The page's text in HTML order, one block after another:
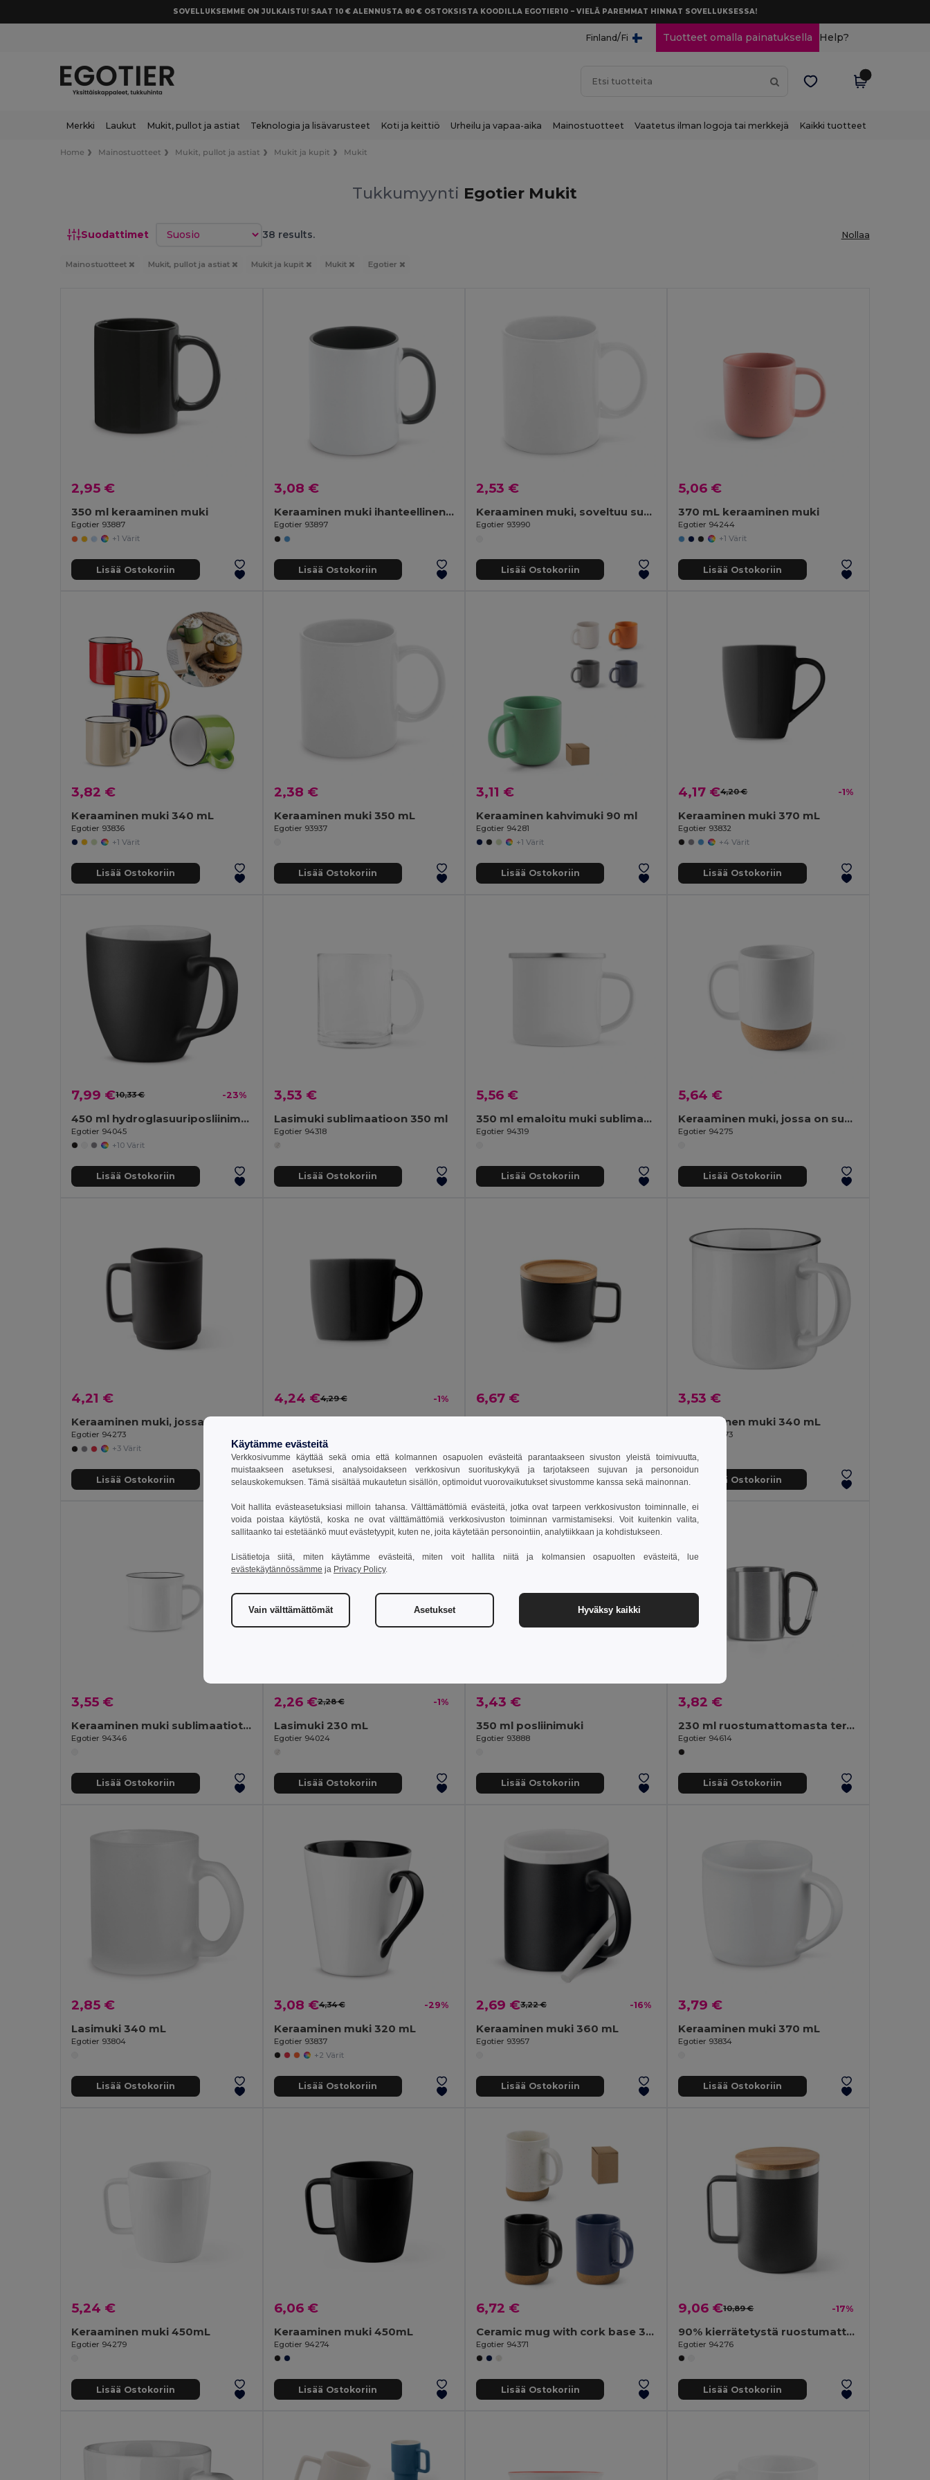
SOVELLUKSEMME ON JULKAISTU! SAAT 10 € ALENNUSTA 80 € OSTOKSISTA KOODILLA EGOTIER10 – VIELÄ PAREMMAT HINNAT SOVELLUKSESSA!
Finland/Fi Tuotteet omalla painatuksella Help?
Merkki Laukut Mukit, pullot ja astiat Teknologia ja lisävarusteet Koti ja keittiö Urheilu ja vapaa-aika Mainostuotteet Vaatetus ilman logoja tai merkkejä Kaikki tuotteet
Home Mainostuotteet Mukit, pullot ja astiat Mukit ja kupit Mukit
Tukkumyynti Egotier Mukit
Suodattimet Lajittele 38 results. Nollaa
Mainostuotteet Mukit, pullot ja astiat Mukit ja kupit Mukit Egotier
2,95 €
350 ml keraaminen muki
Egotier 93887
+1 Värit
Lisää Ostokoriin
3,08 €
Keraaminen muki ihanteellinen sublimaatiota varten
Egotier 93897
Lisää Ostokoriin
2,53 €
Keraaminen muki, soveltuu sublimaatioon 350 mL
Egotier 93990
Lisää Ostokoriin
5,06 €
370 mL keraaminen muki
Egotier 94244
+1 Värit
Lisää Ostokoriin
3,82 €
Keraaminen muki 340 mL
Egotier 93836
+1 Värit
Lisää Ostokoriin
2,38 €
Keraaminen muki 350 mL
Egotier 93937
Lisää Ostokoriin
3,11 €
Keraaminen kahvimuki 90 ml
Egotier 94281
+1 Värit
Lisää Ostokoriin
4,17 €4,20 € -1%
Keraaminen muki 370 mL
Egotier 93832
+4 Värit
Lisää Ostokoriin
7,99 €10,33 € -23%
450 ml hydroglasuuriposliinimuki
Egotier 94045
+10 Värit
Lisää Ostokoriin
3,53 €
Lasimuki sublimaatioon 350 ml
Egotier 94318
Lisää Ostokoriin
5,56 €
350 ml emaloitu muki sublimaatioon
Egotier 94319
Lisää Ostokoriin
5,64 €
Keraaminen muki, jossa on sublimaatiopinnoite 390 ml
Egotier 94275
Lisää Ostokoriin
4,21 €
Egotier 94273
+3 Värit
Lisää Ostokoriin
4,24 €4,29 € -1%
+4 Värit
Lisää Ostokoriin
6,67 €
Lisää Ostokoriin
3,53 €
Keraaminen muki 340 mL
Egotier 94673
Lisää Ostokoriin
3,55 €
Keraaminen muki sublimaatiota varten 280 mL
Egotier 94346
Lisää Ostokoriin
2,26 €2,28 € -1%
Lasimuki 230 mL
Egotier 94024
Lisää Ostokoriin
3,43 €
350 ml posliinimuki
Egotier 93888
Lisää Ostokoriin
3,82 €
230 ml ruostumattomasta teräksestä valmistettu muki
Egotier 94614
Lisää Ostokoriin
2,85 €
Lasimuki 340 mL
Egotier 93804
Lisää Ostokoriin
3,08 €4,34 € -29%
Keraaminen muki 320 mL
Egotier 93837
+2 Värit
Lisää Ostokoriin
2,69 €3,22 € -16%
Keraaminen muki 360 mL
Egotier 93957
Lisää Ostokoriin
3,79 €
Keraaminen muki 370 mL
Egotier 93834
Lisää Ostokoriin
5,24 €
Keraaminen muki 450mL
Egotier 94279
Lisää Ostokoriin
6,06 €
Keraaminen muki 450mL
Egotier 94274
Lisää Ostokoriin
6,72 €
Ceramic mug with cork base 370 mL
Egotier 94371
Lisää Ostokoriin
9,06 €10,89 € -17%
90% kierrätetystä ruostumattomasta teräksestä valmistettu muki bambukannella 420 mL
Egotier 94276
Lisää Ostokoriin
Käytämme evästeitä
Verkkosivumme käyttää sekä omia että kolmannen osapuolen evästeitä parantaakseen sivuston yleistä toimivuutta,
muistaakseen asetuksesi, analysoidakseen verkkosivun suorituskykyä ja tarjotakseen sujuvan ja personoidun
selauskokemuksen. Tämä sisältää mukautetun sisällön, optimoidut vuorovaikutukset sivustomme kanssa sekä mainonnan.
Voit hallita evästeasetuksiasi milloin tahansa. Välttämättömiä evästeitä, jotka ovat tarpeen verkkosivuston toiminnalle, ei
voida poistaa käytöstä, koska ne ovat välttämättömiä verkkosivuston toiminnan varmistamiseksi. Voit kuitenkin valita,
sallitaanko tai estetäänkö muut evästetyypit, kuten ne, joita käytetään personointiin, analytiikkaan ja kohdistukseen.
Lisätietoja siitä, miten käytämme evästeitä, miten voit hallita niitä ja kolmansien osapuolten evästeitä, lue
evästekäytännössämme ja Privacy Policy.
Vain välttämättömät Asetukset Hyväksy kaikki